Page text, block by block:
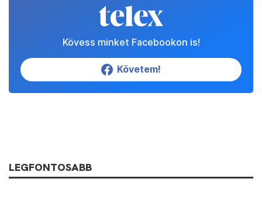
Kövess minket Facebookon is!
Követem!
LEGFONTOSABB